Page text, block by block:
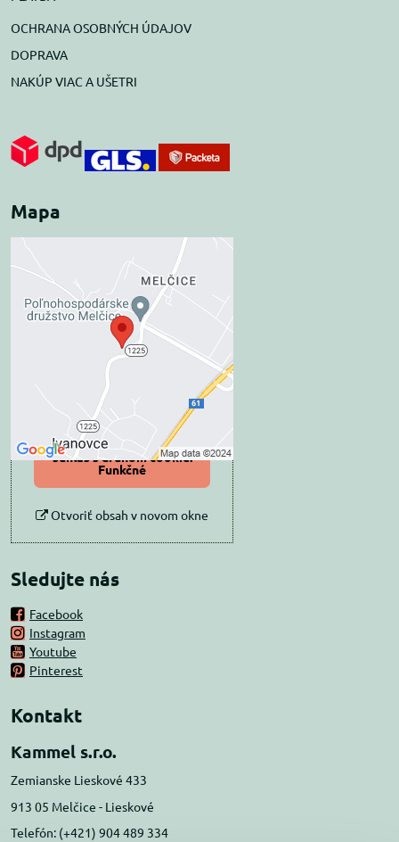
OCHRANA OSOBNÝCH ÚDAJOV
DOPRAVA
NAKÚP VIAC A UŠETRI
Mapa
Externý obsah je
blokovaný Voľbami
súkromia
Prajete si načítať externý obsah?
Povoliť tentokrát
Povoliť a zapamätať -
súhlas s druhom cookie:
Funkčné
Otvoriť obsah v novom okne
Sledujte nás
Facebook
Instagram
Youtube
Pinterest
Kontakt
Kammel s.r.o.
Zemianske Lieskové 433
913 05 Melčice - Lieskové
Telefón: (+421) 904 489 334